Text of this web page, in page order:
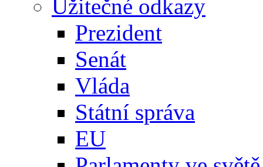
Užitečné odkazy
Prezident
Senát
Vláda
Státní správa
EU